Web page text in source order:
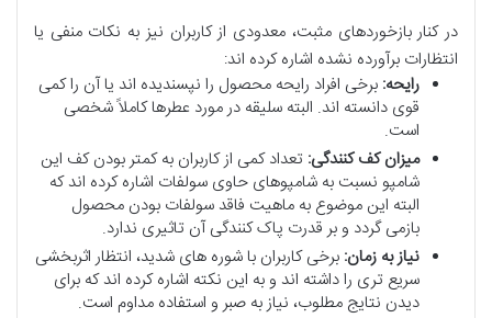
در کنار بازخوردهای مثبت، معدودی از کاربران نیز به نکات منفی یا
انتظارات برآورده نشده اشاره کرده اند:
رایحه: برخی افراد رایحه محصول را نپسندیده اند یا آن را کمی
قوی دانسته اند. البته سلیقه در مورد عطرها کاملاً شخصی
است.
میزان کف کنندگی: تعداد کمی از کاربران به کمتر بودن کف این
شامپو نسبت به شامپوهای حاوی سولفات اشاره کرده اند که
البته این موضوع به ماهیت فاقد سولفات بودن محصول
بازمی گردد و بر قدرت پاک کنندگی آن تاثیری ندارد.
نیاز به زمان: برخی کاربران با شوره های شدید، انتظار اثربخشی
سریع تری را داشته اند و به این نکته اشاره کرده اند که برای
دیدن نتایج مطلوب، نیاز به صبر و استفاده مداوم است.